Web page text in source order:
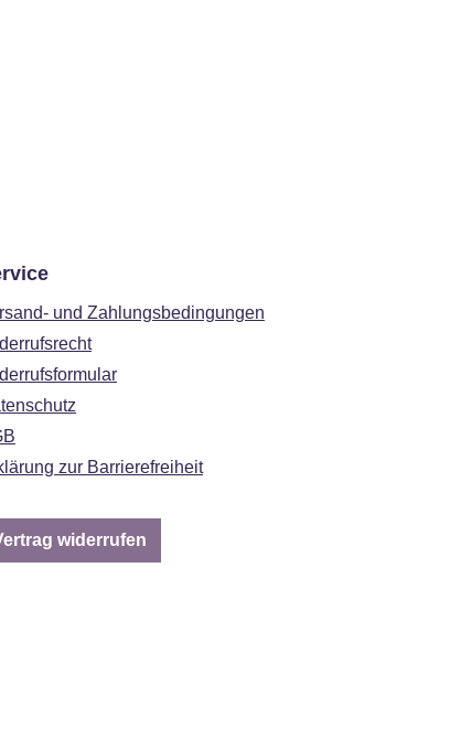
und Zahlungsbedingungen
zur Barrierefreiheit
widerrufen